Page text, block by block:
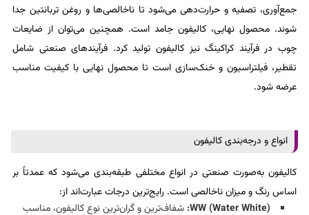
جمع‌آوری، تصفیه و حرارت‌دهی می‌شود تا ناخالصی‌ها و روغن تربانتین جدا
شوند. محصول نهایی، کالیفون جامد است. همچنین می‌توان از ضایعات
چوب در فرآیند کراکینگ نیز کالیفون تولید کرد. فرآیندهای صنعتی شامل
تقطیر، فیلتراسیون و خنک‌سازی است تا محصول نهایی با کیفیت مناسب
عرضه شود.
انواع و درجه‌بندی کالیفون
کالیفون به‌صورت صنعتی در انواع مختلفی طبقه‌بندی می‌شود که عمدتاً بر
اساس رنگ و میزان ناخالصی است. رایج‌ترین درجات عبارت‌اند از:
WW (Water White): شفاف‌ترین و گران‌ترین نوع کالیفون، مناسب